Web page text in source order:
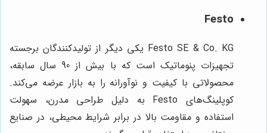
Festo
Festo SE & Co. KG یکی دیگر از تولیدکنندگان برجسته
تجهیزات پنوماتیک است که با بیش از 90 سال سابقه،
محصولاتی با کیفیت و نوآورانه را به بازار عرضه می‌کند.
کوپلینگ‌های Festo به دلیل طراحی مدرن، سهولت
استفاده و مقاومت بالا در برابر شرایط محیطی، در صنایع